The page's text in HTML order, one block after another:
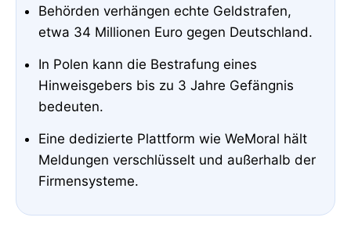
Behörden verhängen echte Geldstrafen,
etwa 34 Millionen Euro gegen Deutschland.
In Polen kann die Bestrafung eines
Hinweisgebers bis zu 3 Jahre Gefängnis
bedeuten.
Eine dedizierte Plattform wie WeMoral hält
Meldungen verschlüsselt und außerhalb der
Firmensysteme.